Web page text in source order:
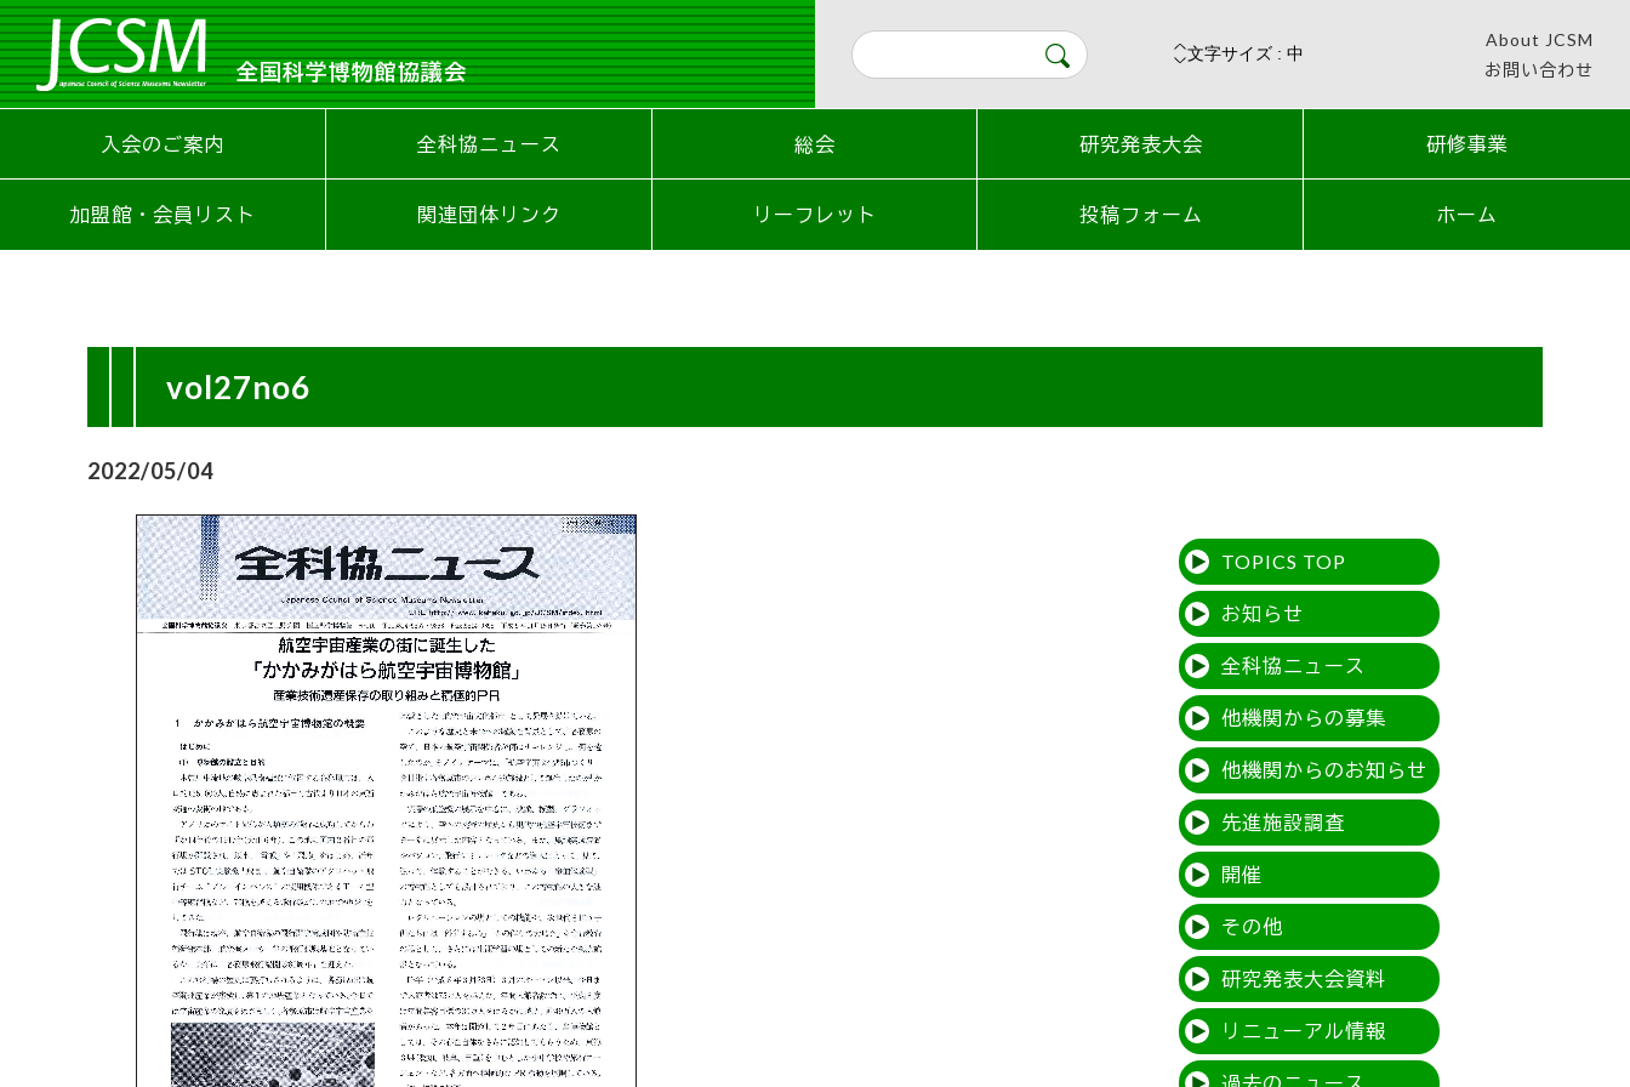
全国科学博物館協議会
About JCSM
お問い合わせ
入会のご案内 全科協ニュース 総会 研究発表大会 研修事業
加盟館・会員リスト 関連団体リンク リーフレット 投稿フォーム ホーム
vol27no6
2022/05/04
TOPICS TOP
お知らせ
全科協ニュース
他機関からの募集
他機関からのお知らせ
先進施設調査
開催
その他
研究発表大会資料
リニューアル情報
過去のニュース